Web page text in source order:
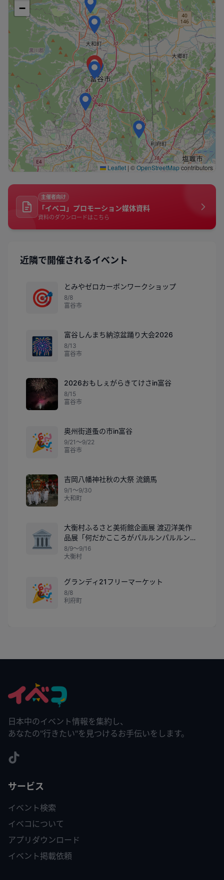
−
Leaflet | ©OpenStreetMapcontributors
主催者向け
「イベコ」プロモーション媒体資料
資料のダウンロードはこちら
近隣で開催されるイベント
🎯
とみやゼロカーボンワークショップ
8/8
富谷市
🎆
富谷しんまち納涼盆踊り大会2026
8/13
富谷市
2026おもしぇがらきてけさin富谷
8/15
富谷市
🎉
奥州街道蚤の市in富谷
9/21〜9/22
富谷市
吉岡八幡神社秋の大祭 流鏑馬
9/1〜9/30
大和町
🏛️
大衡村ふるさと美術館企画展 渡辺洋美作
品展「何だかこころがパルルンパルルン
展」
8/9〜9/16
大衡村
🎉
グランディ21フリーマーケット
8/8
利府町
日本中のイベント情報を集約し、
あなたの"行きたい"を見つけるお手伝いをします。
サービス
イベント検索
イベコについて
アプリダウンロード
イベント掲載依頼